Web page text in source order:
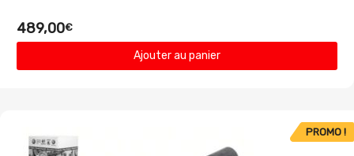
489,00€
Ajouter au panier
PROMO !